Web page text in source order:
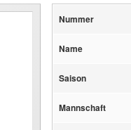
Nummer
Name
Saison
Mannschaft